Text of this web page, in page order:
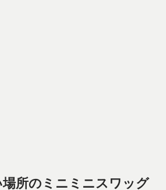
場所のミニミニスワッグ